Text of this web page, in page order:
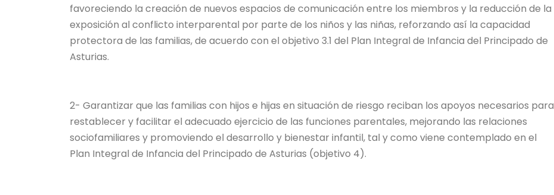
favoreciendo la creación de nuevos espacios de comunicación entre los miembros y la reducción de la
exposición al conflicto interparental por parte de los niños y las niñas, reforzando así la capacidad
protectora de las familias, de acuerdo con el objetivo 3.1 del Plan Integral de Infancia del Principado de
Asturias.
2- Garantizar que las familias con hijos e hijas en situación de riesgo reciban los apoyos necesarios para
restablecer y facilitar el adecuado ejercicio de las funciones parentales, mejorando las relaciones
sociofamiliares y promoviendo el desarrollo y bienestar infantil, tal y como viene contemplado en el
Plan Integral de Infancia del Principado de Asturias (objetivo 4).